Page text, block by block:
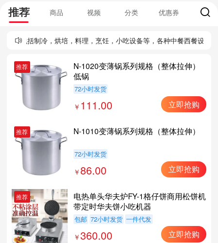
推荐 商品 视频 分类 优惠券
包括制冷，烘培，料理，烹饪，小吃设备等，各种中餐西餐设备。
N-1020变薄锅系列规格（整体拉伸）
低锅
72小时发货
111.00 立即抢购
推荐
N-1010变薄锅系列规格（整体拉伸）
72小时发货
86.00 立即抢购
推荐
电热单头华夫炉FY-1格仔饼商用松饼机
带定时华夫饼小吃机器
包邮 72小时发货 一件代发
360.00 立即抢购
推荐